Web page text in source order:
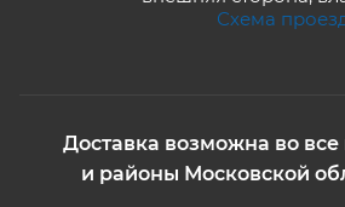
Схема
Доставка возможна во все
и районы Московской